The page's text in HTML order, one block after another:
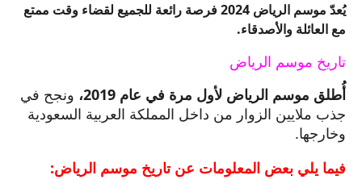
يُعدّ موسم الرياض 2024 فرصة رائعة للجميع لقضاء وقت ممتع
مع العائلة والأصدقاء.
تاريخ موسم الرياض
أُطلق موسم الرياض لأول مرة في عام 2019،
ونجح في
جذب ملايين الزوار من داخل المملكة العربية السعودية
وخارجها.
فيما يلي بعض المعلومات عن تاريخ موسم الرياض: